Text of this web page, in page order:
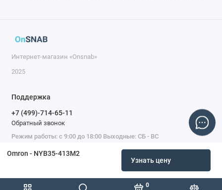
0
Omron - NYB35-413M2
Узнать цену
Интернет-магазин «Onsnab»
2025
Поддержка
+7 (499)-714-65-11
Обратный звонок
Режим работы: с 9:00 до 18:00 Выходные: СБ - ВС